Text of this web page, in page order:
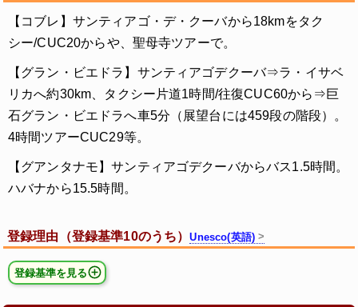
【コブレ】サンティアゴ・デ・クーバから18kmをタク
シー/CUC20からや、聖母寺ツアーで。
【グラン・ビエドラ】サンティアゴデクーバ⇒ラ・イサベ
リカへ約30km、タクシー片道1時間/往復CUC60から⇒巨
石グラン・ビエドラへ車5分（展望台には459段の階段）。
4時間ツアーCUC29等。
【グアンタナモ】サンティアゴデクーバからバス1.5時間。
ハバナから15.5時間。
登録理由（登録基準10のうち）Unesco(英語)
登録基準を見る